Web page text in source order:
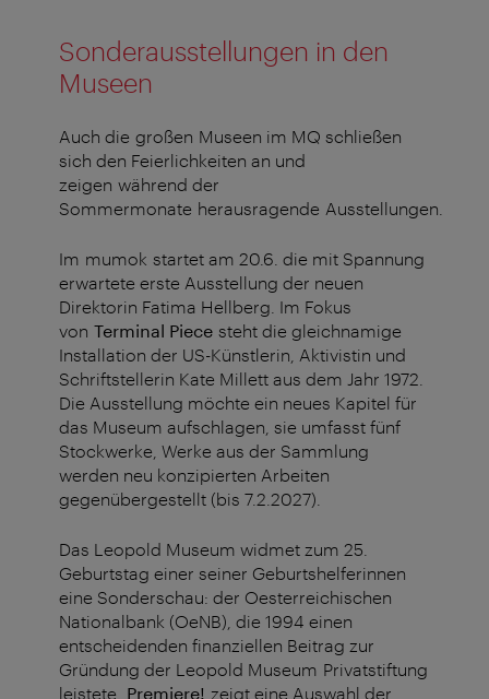
Sonderausstellungen in den
Museen
Auch die großen Museen im MQ schließen
sich den Feierlichkeiten an und
zeigen während der
Sommermonate herausragende Ausstellungen.
Im mumok startet am 20.6. die mit Spannung
erwartete erste Ausstellung der neuen
Direktorin Fatima Hellberg. Im Fokus
von Terminal Piece steht die gleichnamige
Installation der US-Künstlerin, Aktivistin und
Schriftstellerin Kate Millett aus dem Jahr 1972.
Die Ausstellung möchte ein neues Kapitel für
das Museum aufschlagen, sie umfasst fünf
Stockwerke, Werke aus der Sammlung
werden neu konzipierten Arbeiten
gegenübergestellt (bis 7.2.2027).
Das Leopold Museum widmet zum 25.
Geburtstag einer seiner Geburtshelferinnen
eine Sonderschau: der Oesterreichischen
Nationalbank (OeNB), die 1994 einen
entscheidenden finanziellen Beitrag zur
Gründung der Leopold Museum Privatstiftung
leistete. Premiere! zeigt eine Auswahl der